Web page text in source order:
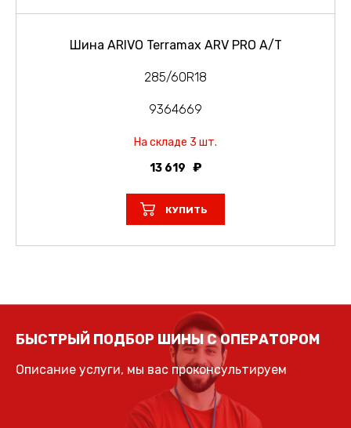
Шина ARIVO Terramax ARV PRO A/T
285/60R18
9364669
На складе 3 шт.
13 619
КУПИТЬ
БЫСТРЫЙ ПОДБОР ШИНЫ С ОПЕРАТОРОМ
Описание услуги, мы вас проконсультируем